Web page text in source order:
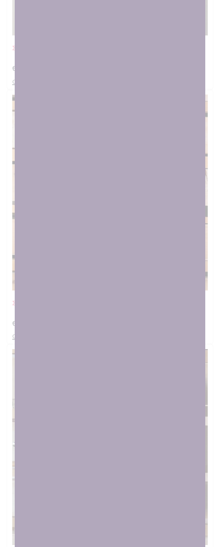
Σετ δώρου γιατρού
€
στο καλαθι
Σετ νεογέννητου λιλά φλοράλ
€
στο καλαθι